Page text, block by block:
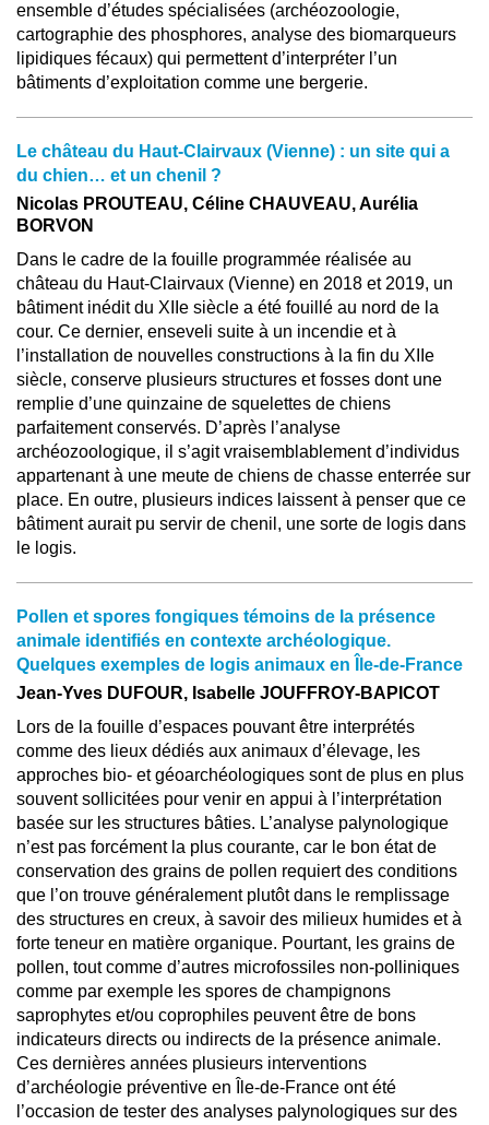
ensemble d’études spécialisées (archéozoologie,
cartographie des phosphores, analyse des biomarqueurs
lipidiques fécaux) qui permettent d’interpréter l’un
bâtiments d’exploitation comme une bergerie.
Le château du Haut-Clairvaux (Vienne) : un site qui a
du chien… et un chenil ?
Nicolas PROUTEAU, Céline CHAUVEAU, Aurélia
BORVON
Dans le cadre de la fouille programmée réalisée au
château du Haut-Clairvaux (Vienne) en 2018 et 2019, un
bâtiment inédit du XIIe siècle a été fouillé au nord de la
cour. Ce dernier, enseveli suite à un incendie et à
l’installation de nouvelles constructions à la fin du XIIe
siècle, conserve plusieurs structures et fosses dont une
remplie d’une quinzaine de squelettes de chiens
parfaitement conservés. D’après l’analyse
archéozoologique, il s’agit vraisemblablement d’individus
appartenant à une meute de chiens de chasse enterrée sur
place. En outre, plusieurs indices laissent à penser que ce
bâtiment aurait pu servir de chenil, une sorte de logis dans
le logis.
Pollen et spores fongiques témoins de la présence
animale identifiés en contexte archéologique.
Quelques exemples de logis animaux en Île-de-France
Jean-Yves DUFOUR, Isabelle JOUFFROY-BAPICOT
Lors de la fouille d’espaces pouvant être interprétés
comme des lieux dédiés aux animaux d’élevage, les
approches bio- et géoarchéologiques sont de plus en plus
souvent sollicitées pour venir en appui à l’interprétation
basée sur les structures bâties. L’analyse palynologique
n’est pas forcément la plus courante, car le bon état de
conservation des grains de pollen requiert des conditions
que l’on trouve généralement plutôt dans le remplissage
des structures en creux, à savoir des milieux humides et à
forte teneur en matière organique. Pourtant, les grains de
pollen, tout comme d’autres microfossiles non-polliniques
comme par exemple les spores de champignons
saprophytes et/ou coprophiles peuvent être de bons
indicateurs directs ou indirects de la présence animale.
Ces dernières années plusieurs interventions
d’archéologie préventive en Île-de-France ont été
l’occasion de tester des analyses palynologiques sur des